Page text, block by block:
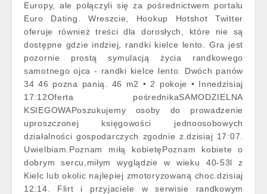
Europy, ale połączyli się za pośrednictwem portalu
Euro Dating. Wreszcie, Hookup Hotshot Twitter
oferuje również treści dla dorosłych, które nie są
dostępne gdzie indziej, randki kielce lento. Gra jest
pozornie prostą symulacją życia randkowego
samotnego ojca - randki kielce lento. Dwóch panów
34 46 pozna panią. 46 m2 • 2 pokoje • Innedzisiaj
17:12Oferta pośrednikaSAMODZIELNA
KSIEGOWAPoszukujemy osoby do prowadzenie
uproszczonej księgowości jednoosobowych
działalności gospodarczych zgodnie z.dzisiaj 17:07.
Uwielbiam.Poznam miłą kobietęPoznam kobiete o
dobrym sercu,miłym wyglądzie w wieku 40-53l z
Kielc lub okolic najlepiej zmotoryzowaną choc.dzisiaj
12:14. Flirt i przyjaciele w serwisie randkowym